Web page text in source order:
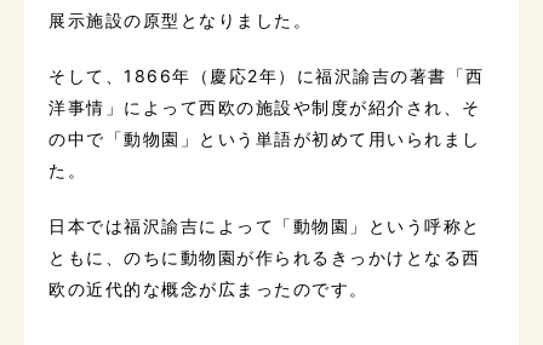
展示施設の原型となりました。
そして、1866年（慶応2年）に福沢諭吉の著書「西
洋事情」によって西欧の施設や制度が紹介され、そ
の中で「動物園」という単語が初めて用いられまし
た。
日本では福沢諭吉によって「動物園」という呼称と
ともに、のちに動物園が作られるきっかけとなる西
欧の近代的な概念が広まったのです。